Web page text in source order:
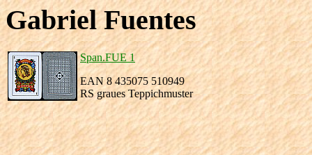
Gabriel Fuentes
Span.FUE 1
EAN 8 435075 510949
RS graues Teppichmuster